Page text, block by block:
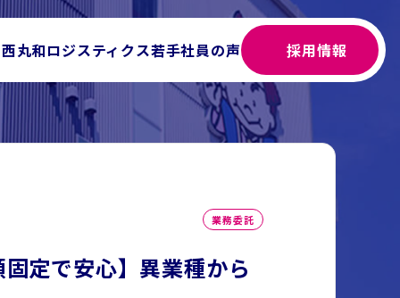
丸和ロジスティクス若手社員の声 採用情報
業務委託
定で安心】異業種から